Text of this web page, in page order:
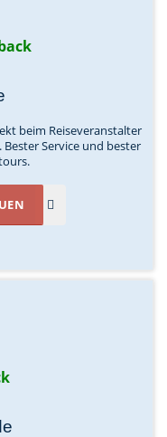
beim Reiseveranstalter
Service und bester